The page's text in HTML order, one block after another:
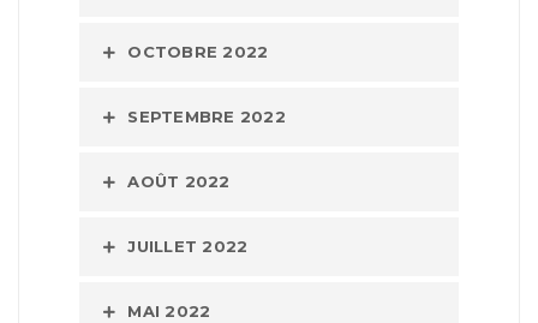
OCTOBRE 2022
SEPTEMBRE 2022
AOÛT 2022
JUILLET 2022
MAI 2022